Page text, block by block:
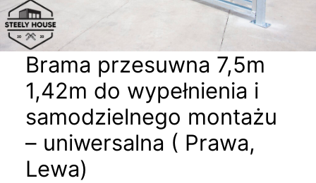
Brama przesuwna 7,5m
1,42m do wypełnienia i
samodzielnego montażu
– uniwersalna ( Prawa,
Lewa)